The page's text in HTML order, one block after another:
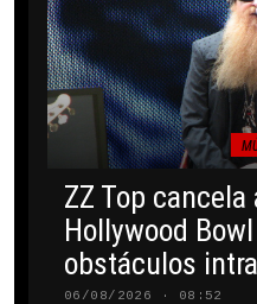
ZZ Top
Hollywood
obstáculos
06/08/2026 · 08:52